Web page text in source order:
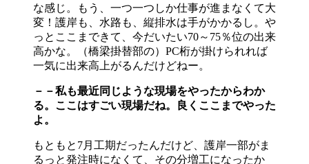
な感じ。もう、一つ一つしか仕事が進まなくて大
変！護岸も、水路も、縦排水は手がかかるし。や
っとここまできて、今だいたい70～75％位の出来
高かな。（橋梁掛替部の）PC桁が掛けられれば
一気に出来高上がるんだけどねー。
－－私も最近同じような現場をやったからわか
る。ここはすごい現場だね。良くここまでやった
よ。
もともと7月工期だったんだけど、護岸一部がま
るっと発注時になくて、その分増工になったか